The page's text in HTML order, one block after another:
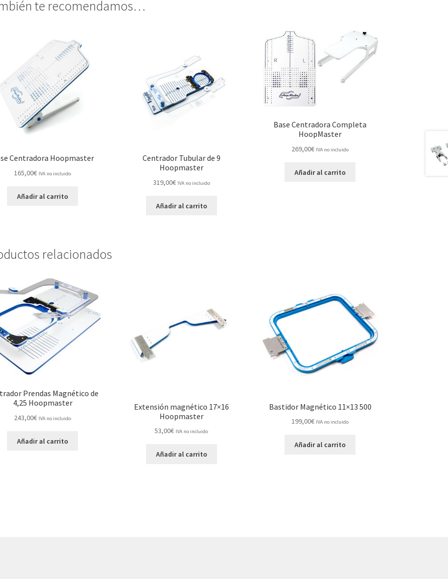
te recomendamos…
Centradora Hoopmaster
165,00€ IVA no incluido
Añadir al carrito
Centrador Tubular de 9
Hoopmaster
319,00€ IVA no incluido
Añadir al carrito
Base Centradora Completa
HoopMaster
269,00€ IVA no incluido
Añadir al carrito
relacionados
Prendas Magnético de
4,25 Hoopmaster
243,00€ IVA no incluido
Añadir al carrito
Extensión magnético 17×16
Hoopmaster
53,00€ IVA no incluido
Añadir al carrito
Bastidor Magnético 11×13 500
199,00€ IVA no incluido
Añadir al carrito